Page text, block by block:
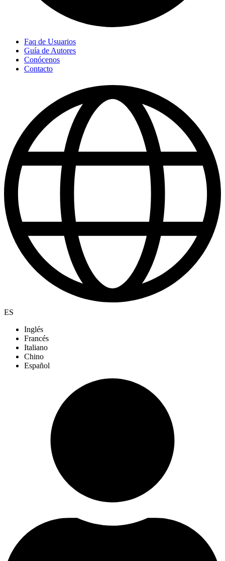
Faq de Usuarios
Guía de Autores
Conócenos
Contacto
ES
Inglés
Francés
Italiano
Chino
Español